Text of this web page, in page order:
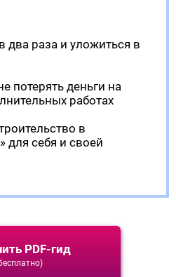
два раза и уложиться в
потерять деньги на
работах
в
себя и своей
PDF-гид